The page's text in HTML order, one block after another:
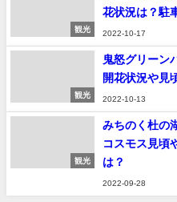
観光
花状況は？駐
2022-10-17
観光
鬼怒グリーン
開花状況や見
2022-10-13
観光
みちのく杜の
コスモス見頃
は？
2022-09-28